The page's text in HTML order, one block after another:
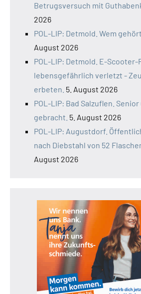
Betrugsversuch mit
2026
POL-LIP: Detmold. Wem
August 2026
POL-LIP: Detmold. E-Scooter-
lebensgefährlich verletzt -
erbeten. 5. August 2026
POL-LIP: Bad Salzuflen.
gebracht. 5. August 2026
POL-LIP: Augustdorf.
nach Diebstahl von 52
August 2026